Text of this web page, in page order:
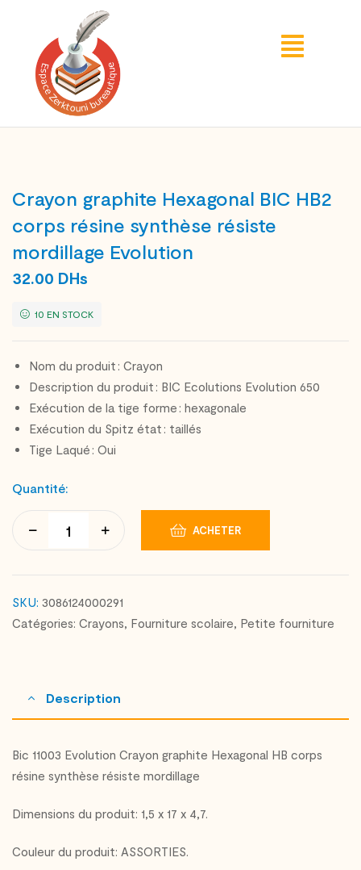
Crayon graphite Hexagonal BIC HB2
corps résine synthèse résiste
mordillage Evolution
32.00 DHs
10 EN STOCK
Nom du produit : Crayon
Description du produit : BIC Ecolutions Evolution 650
Exécution de la tige forme : hexagonale
Exécution du Spitz état : taillés
Tige Laqué : Oui
Quantité:
ACHETER
SKU: 3086124000291
Catégories: Crayons, Fourniture scolaire, Petite fourniture
Description
Bic 11003 Evolution Crayon graphite Hexagonal HB corps
résine synthèse résiste mordillage
Dimensions du produit: 1,5 x 17 x 4,7.
Couleur du produit: ASSORTIES.